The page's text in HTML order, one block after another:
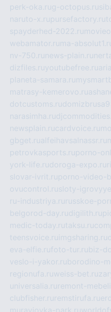
perk-oka.rug-octopus.ru
naruto-x.rupursefactory.ru
spayderhed-2022.ru
webamator.ru ma-
nv-750.ru news-plain.ru
dizfiles.ruyoutubefree.ru
planeta-samara.ru
matrasy-kemerovo.ru
dotcustoms.ru
narasimha.ru
newsplain.rucardvoice.ru
gbget.rualfeihavsalnassr.ru
petrovkasports.ruporno-
york-life.rudoroga-expo.ru
slovar-ivrit.ruporno-video-
ovucontrol.rusloty-
ru-industriya.ru russkoe-
belgorod-day.rudigilith.ru
medic-today.rutaksu.ru
teensvoice.ru imgsharing.ru
eva-elfie.rufoto-tur.rubiz-
veslo-i-yakor.ruborodino-
regionufa.ruweiss-bet.ru
universalia.ru remont-
clubfisher.ru remstirufa.ru
muraviovka-park.ru